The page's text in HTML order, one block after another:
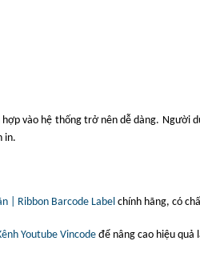
vào hệ thống trở nên dễ dàng.
in.
| Ribbon Barcode Labelchính hãng, có
Youtube Vincode để nâng cao hiệu quả